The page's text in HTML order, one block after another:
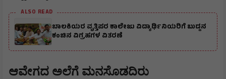
ALSO READ
ಬಾಲಕಿಯರ ವೃತ್ತಿಪರ ಕಾಲೇಜು ವಿದ್ಯಾರ್ಥಿನಿಯರಿಗೆ ಬುದ್ದನ
ಕಂಚಿನ ವಿಗ್ರಹಗಳ ವಿತರಣೆ
ಆವೇಗದ ಅಲೆಗೆ ಮನಸೊಡದಿರು